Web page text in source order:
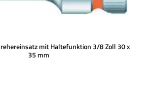
mit Haltefunktion 3/8 Zoll 30 x
35 mm